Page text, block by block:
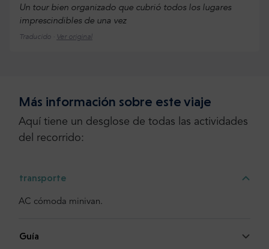
Un tour bien organizado que cubrió todos los lugares
imprescindibles de una vez
Traducido · Ver original
Suecia
5
amable e ingenioso.
Más información sobre este viaje
Aquí tiene un desglose de todas las actividades
del recorrido:
transporte
AC cómoda minivan.
Guía